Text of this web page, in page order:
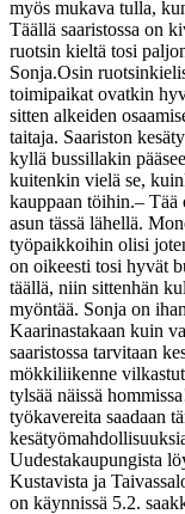
myös mukava tulla,
Täällä saaristossa on
ruotsin kieltä tosi
Sonja.Osin
toimipaikat ovatkin
sitten alkeiden
taitaja. Saariston
kyllä bussillakin
kuitenkin vielä se,
kauppaan töihin.– Tää
asun tässä lähellä.
työpaikkoihin olisi
on oikeesti tosi hyvät
täällä, niin sittenhän
myöntää. Sonja on
Kaarinastakaan kuin
saaristossa tarvitaan
mökkiliikenne
tylsää näissä
työkavereita saadaan
Uudestakaupungista
Kustavista ja
on käynnissä 5.2.